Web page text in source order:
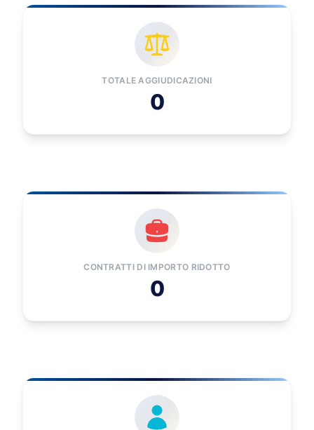
TOTALE AGGIUDICAZIONI
0
CONTRATTI DI IMPORTO RIDOTTO
0